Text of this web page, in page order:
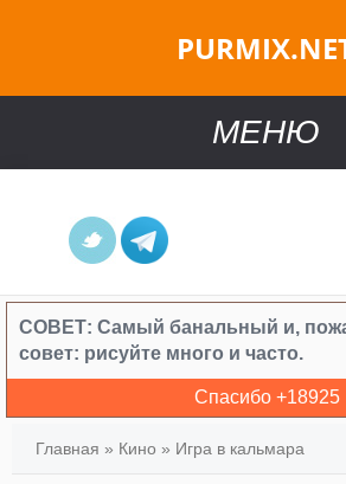
МЕНЮ
СОВЕТ: Самый банальный и,
совет: рисуйте много и часто.
Спасибо +18925
Главная » Кино » Игра в кальмара